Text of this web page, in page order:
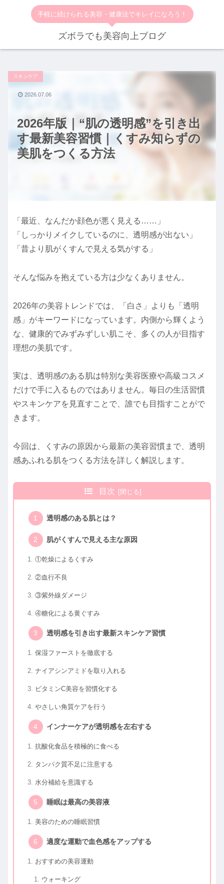
手軽に続けられる美容・健康法でキレイになろう！
ズボラでも美容向上ブログ
2026年版｜“肌の透明感”を引き出
す最新美容習慣｜くすみ知らずの
美肌をつくる方法
スキンケア
2026.07.06
「最近、なんだか顔色が悪く見える……」
「しっかりメイクしているのに、透明感が出ない」
「昔より肌がくすんで見える気がする」
そんな悩みを抱えている方は少なくありません。
2026年の美容トレンドでは、「白さ」よりも「透明
感」がキーワードになっています。内側から輝くよう
な、健康的でみずみずしい肌こそ、多くの人が目指す
理想の美肌です。
実は、透明感のある肌は特別な美容医療や高級コスメ
だけで手に入るものではありません。毎日の生活習慣
やスキンケアを見直すことで、誰でも目指すことがで
きます。
今回は、くすみの原因から最新の美容習慣まで、透明
感あふれる肌をつくる方法を詳しく解説します。
目次
透明感のある肌とは？
肌がくすんで見える主な原因
①乾燥によるくすみ
②血行不良
③紫外線ダメージ
④糖化による黄ぐすみ
透明感を引き出す最新スキンケア習慣
保湿ファーストを徹底する
ナイアシンアミドを取り入れる
ビタミンC美容を習慣化する
やさしい角質ケアを行う
インナーケアが透明感を左右する
抗酸化食品を積極的に食べる
タンパク質不足に注意する
水分補給を意識する
睡眠は最高の美容液
美容のための睡眠習慣
適度な運動で血色感をアップする
おすすめの美容運動
ウォーキング